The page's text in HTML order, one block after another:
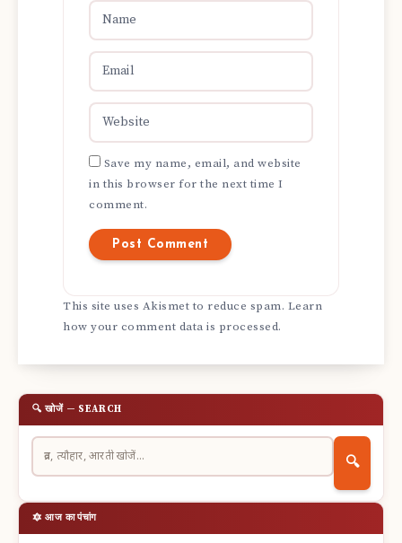
Save my name, email, and website
in this browser for the next time I
comment.
This site uses Akismet to reduce spam. Learn
how your comment data is processed.
🔍 खोजें — SEARCH
🔍
🔯 आज का पंचांग